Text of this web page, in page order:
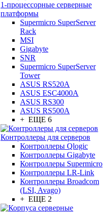
1-процессорные серверные
платформы
Supermicro SuperServer
Rack
MSI
Gigabyte
SNR
Supermicro SuperServer
Tower
ASUS RS520A
ASUS ESC4000A
ASUS RS300
ASUS RS500A
+ ЕЩЕ 6
Контроллеры для серверов
Контроллеры Qlogic
Контроллеры Gigabyte
Контроллеры Supermicro
Контроллеры LR-Link
Контроллеры Broadcom
(LSI, Avago)
+ ЕЩЕ 2